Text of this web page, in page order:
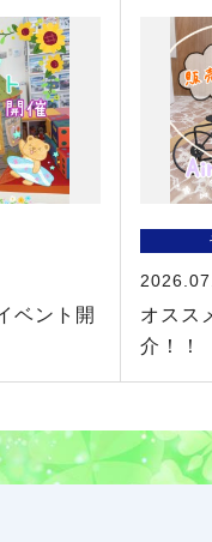
ベント開
オスス
介！！